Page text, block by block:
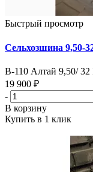
Быстрый просмотр
Сельхозшина 9,50-
В-110 Алтай 9,50/
19 900 ₽
-
В корзину
Купить в 1 клик